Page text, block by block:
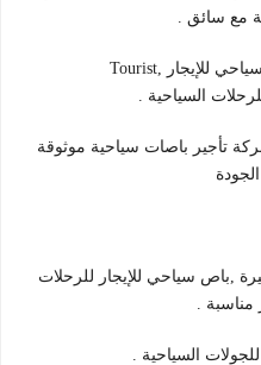
مع سائق .
شركة تأجير حافلات سياحية , نقل سياحي للإيجار ,Tourist
تأجير باصات سياحية موثوقة
,باص سياحي للإيجار للرحلات
مناسبة .
السياحية .